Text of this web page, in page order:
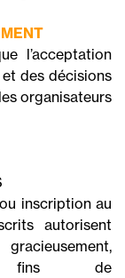
l’acceptation
des décisions
organisateurs
inscription au
autorisent
fins de